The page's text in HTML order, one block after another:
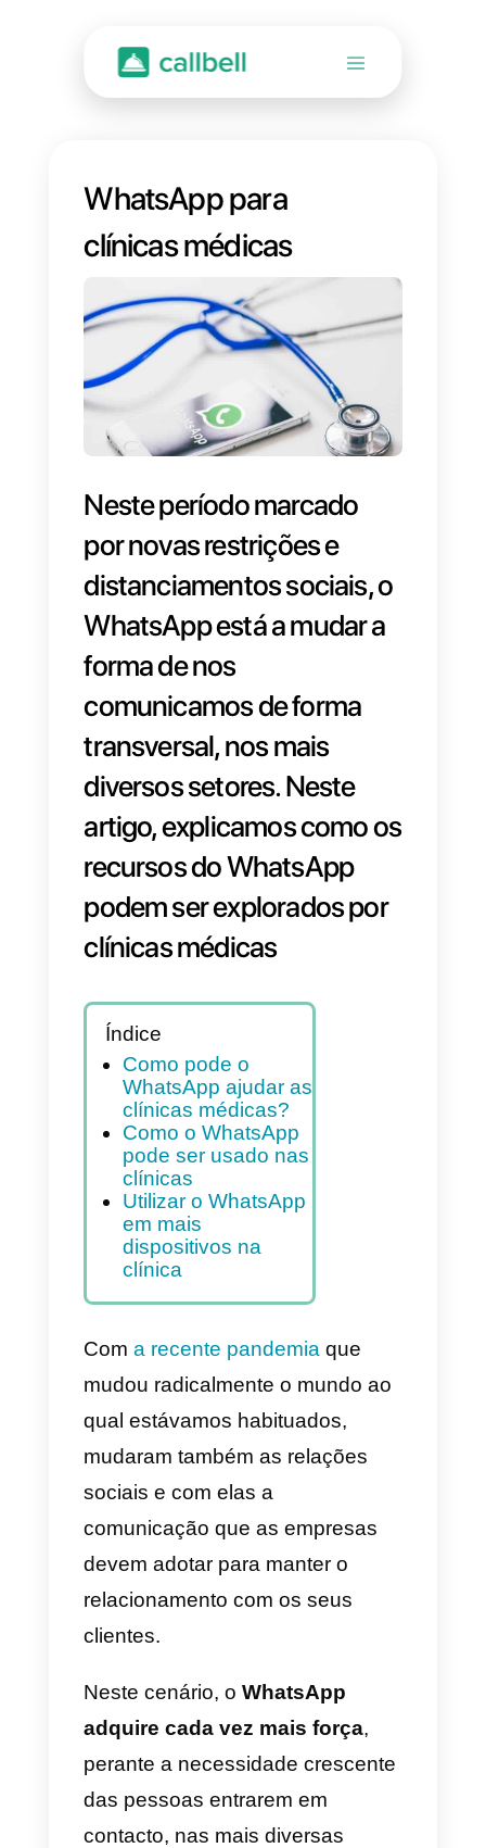
WhatsApp para
clínicas médicas
Neste período marcado
por novas restrições e
distanciamentos sociais, o
WhatsApp está a mudar a
forma de nos
comunicamos de forma
transversal, nos mais
diversos setores. Neste
artigo, explicamos como
recursos do WhatsApp
podem ser explorados por
clínicas médicas
Índice
Como pode o
WhatsApp ajudar as
clínicas médicas?
Como o WhatsApp
pode ser usado nas
clínicas
Utilizar o WhatsApp
em mais
dispositivos na
clínica
mudou radicalmente o mundo ao
qual estávamos habituados,
mudaram também as relações
sociais e com elas a